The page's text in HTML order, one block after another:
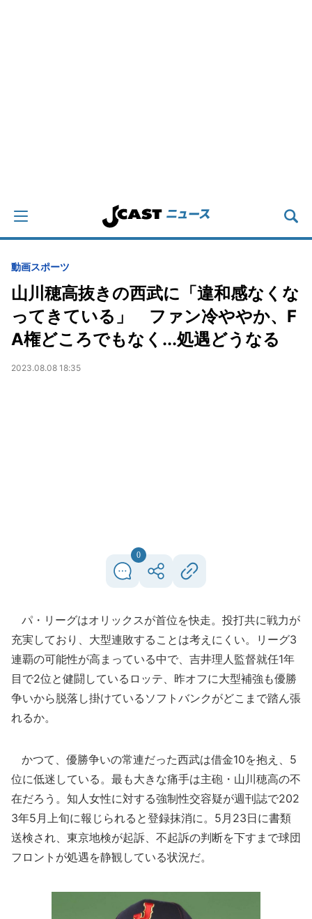
動画スポーツ
山川穂高抜きの西武に「違和感なくな
ってきている」 ファン冷ややか、F
A権どころでもなく...処遇どうなる
2023.08.08 18:35
0
パ・リーグはオリックスが首位を快走。投打共に戦力が
充実しており、大型連敗することは考えにくい。リーグ3
連覇の可能性が高まっている中で、吉井理人監督就任1年
目で2位と健闘しているロッテ、昨オフに大型補強も優勝
争いから脱落し掛けているソフトバンクがどこまで踏ん張
れるか。
かつて、優勝争いの常連だった西武は借金10を抱え、5
位に低迷している。最も大きな痛手は主砲・山川穂高の不
在だろう。知人女性に対する強制性交容疑が週刊誌で202
3年5月上旬に報じられると登録抹消に。5月23日に書類
送検され、東京地検が起訴、不起訴の判断を下すまで球団
フロントが処遇を静観している状況だ。